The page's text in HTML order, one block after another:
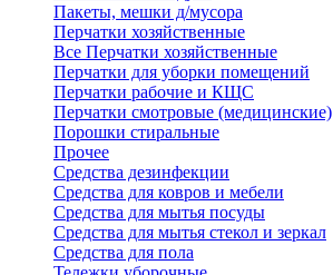
Пакеты, мешки д/мусора
Перчатки хозяйственные
Все Перчатки хозяйственные
Перчатки для уборки помещений
Перчатки рабочие и КЩС
Перчатки смотровые (медицинские)
Порошки стиральные
Прочее
Средства дезинфекции
Средства для ковров и мебели
Средства для мытья посуды
Средства для мытья стекол и зеркал
Средства для пола